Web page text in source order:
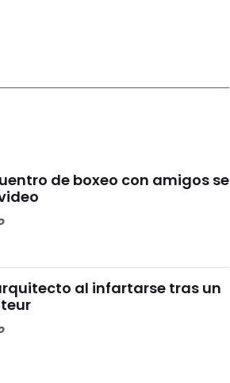
de boxeo con amigos se
al infartarse tras un